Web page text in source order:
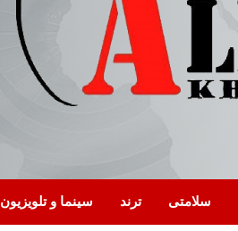
سلامتی ترند سینما و تلویزیون